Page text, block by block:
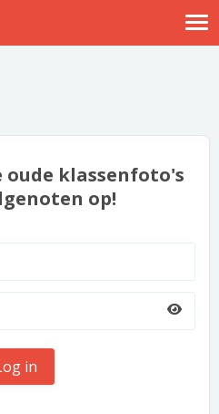
Help
oude klassenfoto's
op!
in